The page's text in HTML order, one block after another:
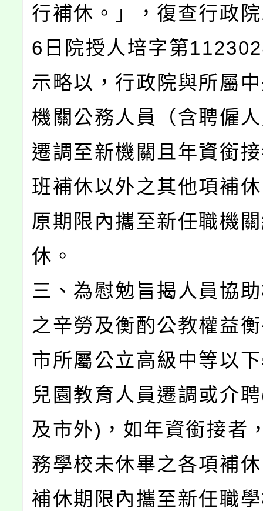
行補休。」，復查行政
6日院授人培字第
示略以，行政院與所屬
機關公務人員（含聘僱
遷調至新機關且年資銜
班補休以外之其他項補
原期限內攜至新任職機
休。
三、為慰勉旨揭人員協
之辛勞及衡酌公教權益
市所屬公立高級中等以
兒園教育人員遷調或介
及市外)，如年資銜接者
務學校未休畢之各項補
補休期限內攜至新任職